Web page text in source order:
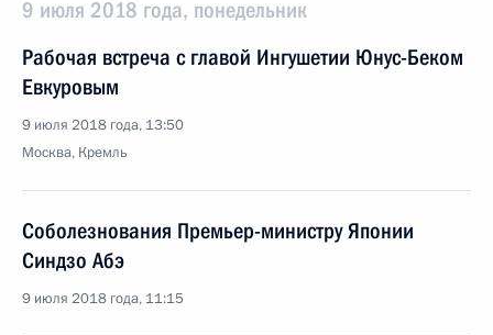
9 июля 2018 года, понедельник
Рабочая встреча с главой Ингушетии Юнус-Беком
Евкуровым
9 июля 2018 года, 13:50
Москва, Кремль
Соболезнования Премьер-министру Японии
Синдзо Абэ
9 июля 2018 года, 11:15